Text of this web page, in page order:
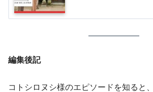
編集後記
コトシロヌシ様のエピソードを知ると